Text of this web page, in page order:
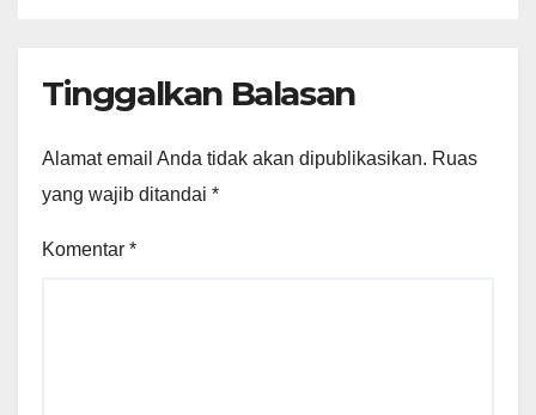
Tinggalkan Balasan
Alamat email Anda tidak akan dipublikasikan. Ruas
yang wajib ditandai *
Komentar *